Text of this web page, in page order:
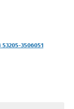
3506051